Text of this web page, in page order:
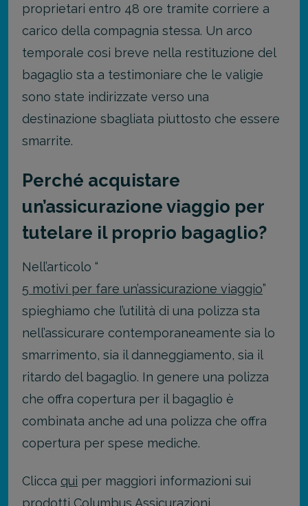
proprietari entro 48 ore tramite corriere a
carico della compagnia stessa. Un arco
temporale cosi breve nella restituzione del
bagaglio sta a testimoniare che le valigie
sono state indirizzate verso una
destinazione sbagliata piuttosto che essere
smarrite.
Perché acquistare
un’assicurazione viaggio per
tutelare il proprio bagaglio?
Nell’articolo “
5 motivi per fare un’assicurazione viaggio”
spieghiamo che l’utilità di una polizza sta
nell’assicurare contemporaneamente sia lo
smarrimento, sia il danneggiamento, sia il
ritardo del bagaglio. In genere una polizza
che offra copertura per il bagaglio è
combinata anche ad una polizza che offra
copertura per spese mediche.
Clicca qui per maggiori informazioni sui
prodotti Columbus Assicurazioni.